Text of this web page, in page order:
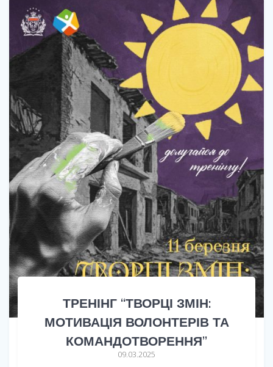
ТРЕНІНГ “ТВОРЦІ ЗМІН:
МОТИВАЦІЯ ВОЛОНТЕРІВ ТА
КОМАНДОТВОРЕННЯ”
09.03.2025